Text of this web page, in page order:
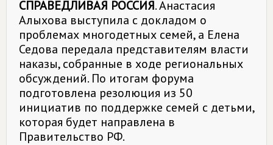
СПРАВЕДЛИВАЯ РОССИЯ. Анастасия
Алыхова выступила с докладом о
проблемах многодетных семей, а Елена
Седова передала представителям власти
наказы, собранные в ходе региональных
обсуждений. По итогам форума
подготовлена резолюция из 50
инициатив по поддержке семей с детьми,
которая будет направлена в
Правительство РФ.